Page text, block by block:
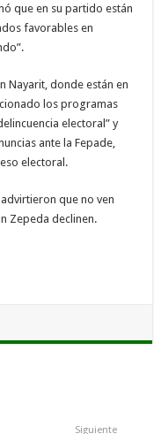
que en su partido están
favorables en
Nayarit, donde están en
los programas
electoral” y
ante la Fepade,
electoral.
que no ven
Zepeda declinen.
Siguiente